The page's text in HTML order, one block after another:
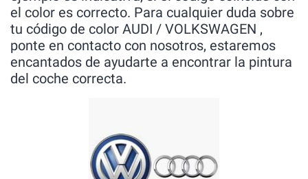
el color es correcto. Para cualquier duda sobre
tu código de color AUDI / VOLKSWAGEN ,
ponte en contacto con nosotros, estaremos
encantados de ayudarte a encontrar la pintura
del coche correcta.